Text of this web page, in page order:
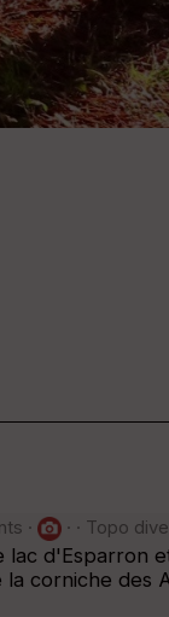
· · · Topo
d'Esparron
corniche des